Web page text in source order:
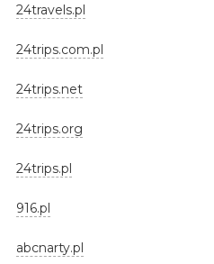
24travels.pl
24trips.com.pl
24trips.net
24trips.org
24trips.pl
916.pl
abcnarty.pl